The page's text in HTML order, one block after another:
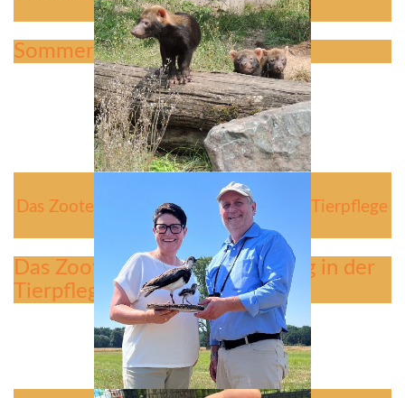
Sommerzeit ist Jungtierzeit
Das Zooteam sucht Verstärkung in der Tierpflege
Das Zooteam sucht Verstärkung in der
Tierpflege